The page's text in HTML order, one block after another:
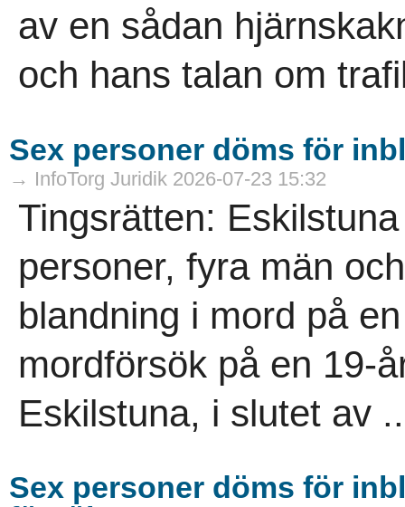
av en sådan
och hans talan om
Sex personer döms för
→ InfoTorg Juridik 2026-07-23 15:32
Tingsrätten:
personer, fyra män
blandning i mord på
mordförsök på en 19-
Eskilstuna, i slutet av ..
Sex personer döms för